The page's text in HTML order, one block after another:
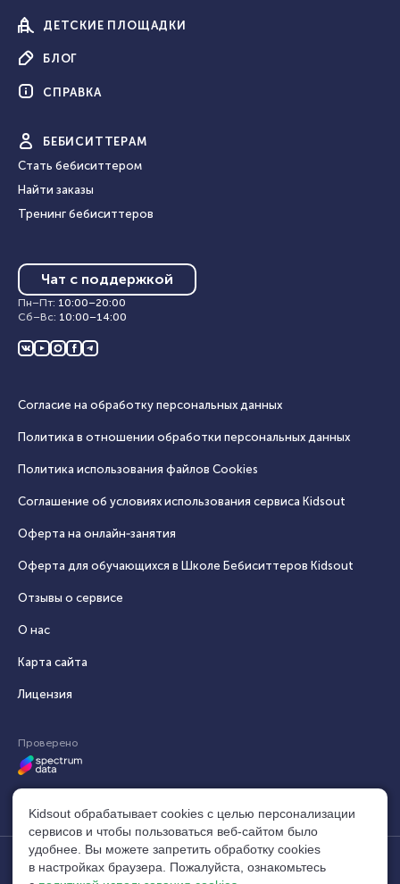
ДЕТСКИЕ ПЛОЩАДКИ
БЛОГ
СПРАВКА
БЕБИ СИТТЕРАМ
Стать бебиситтером
Найти заказы
Тренинг бебиситтеров
Чат с поддержкой
Пн–Пт: 10:00–20:00
Сб–Вс: 10:00–14:00
Согласие на обработку персональных данных
Политика в отношении обработки персональных данных
Политика использования файлов Cookies
Соглашение об условиях использования сервиса Кidsout
Оферта на онлайн‑занятия
Оферта для обучающихся в Школе Бебиситтеров Kidsout
Отзывы о сервисе
О нас
Карта сайта
Лицензия
Проверено
© 2014–2026, Кидсаут®. Все права защищены.
build:
Kidsout обрабатывает cookies с целью персонализации
сервисов и чтобы пользоваться веб-сайтом было
удобнее. Вы можете запретить обработку сookies
в настройках браузера. Пожалуйста, ознакомьтесь